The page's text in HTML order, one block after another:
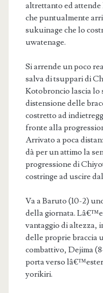
altrettanto ed attende
che puntualmente
sukuinage che lo
uwatenage.
Si arrende un poco
salva di tsuppari di
Kotobroncio lascia lo
distensione delle
costretto ad
fronte alla
Arrivato a poca
dà per un attimo la
progressione di
costringe ad uscire
Va a Baruto (10-2)
della giornata.
vantaggio di altezza,
delle proprie braccia
combattivo, Dejima
porta verso
yorikiri.